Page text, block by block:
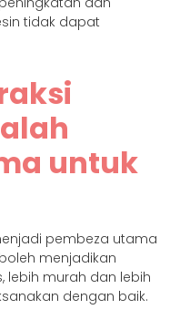
tidak dapat
untuk
pembeza utama
menjadikan
lebih murah dan lebih
dengan baik.